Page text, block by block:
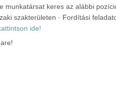
munkatársat keres az alábbi
szakterületen · Fordítási
ide!